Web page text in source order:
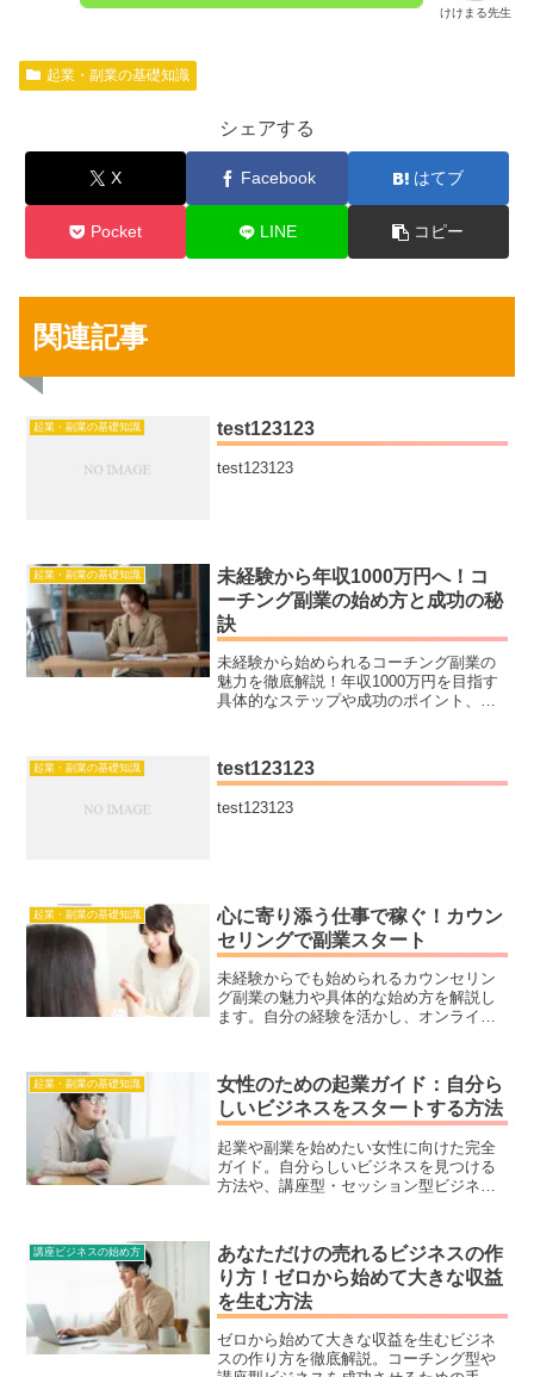
けけまる先生
起業・副業の基礎知識
シェアする
X Facebook はてブ
Pocket LINE コピー
関連記事
起業・副業の基礎知識 test123123
test123123
起業・副業の基礎知識
未経験から年収1000万円へ！コ
ーチング副業の始め方と成功の秘
訣
未経験から始められるコーチング副業の
魅力を徹底解説！年収1000万円を目指す
具体的なステップや成功のポイント、他
記事です。
起業・副業の基礎知識 test123123
test123123
起業・副業の基礎知識
心に寄り添う仕事で稼ぐ！カウン
セリングで副業スタート
未経験からでも始められるカウンセリン
グ副業の魅力や具体的な始め方を解説し
ます。自分の経験を活かし、オンライン
起業・副業の基礎知識
女性のための起業ガイド：自分ら
しいビジネスをスタートする方法
起業や副業を始めたい女性に向けた完全
ガイド。自分らしいビジネスを見つける
方法や、講座型・セッション型ビジネス
のステップも詳しく紹介します。
講座ビジネスの始め方
あなただけの売れるビジネスの作
り方！ゼロから始めて大きな収益
を生む方法
ゼロから始めて大きな収益を生むビジネ
スの作り方を徹底解説。コーチング型や